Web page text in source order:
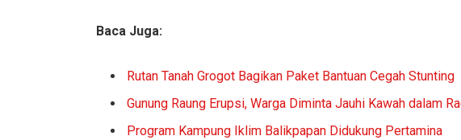
Baca Juga:
Rutan Tanah Grogot Bagikan Paket Bantuan Cegah Stunting
Gunung Raung Erupsi, Warga Diminta Jauhi Kawah dalam
Program Kampung Iklim Balikpapan Didukung Pertamina